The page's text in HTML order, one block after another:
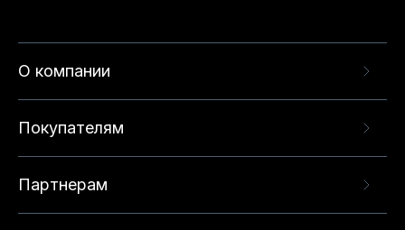
О компании
Покупателям
Партнерам